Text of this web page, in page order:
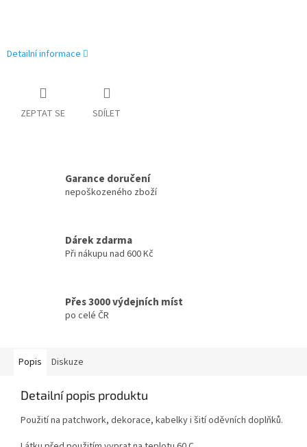
Detailní informace
ZEPTAT SE SDÍLET
Garance doručení
nepoškozeného zboží
Dárek zdarma
Při nákupu nad 600 Kč
Přes 3000 výdejních míst
po celé ČR
Popis Diskuze
Detailní popis produktu
Použití na patchwork, dekorace, kabelky i šití oděvních doplňků.